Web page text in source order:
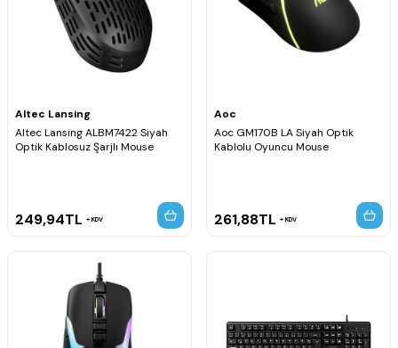
Altec Lansing
Altec Lansing ALBM7422 Siyah
Optik Kablosuz Şarjlı Mouse
249,94TL KDV
Aoc
Aoc GM170B LA Siyah Optik
Kablolu Oyuncu Mouse
261,88TL KDV